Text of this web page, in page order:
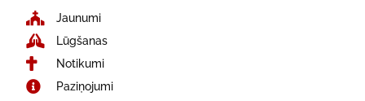
Jaunumi
Lūgšanas
Notikumi
Paziņojumi